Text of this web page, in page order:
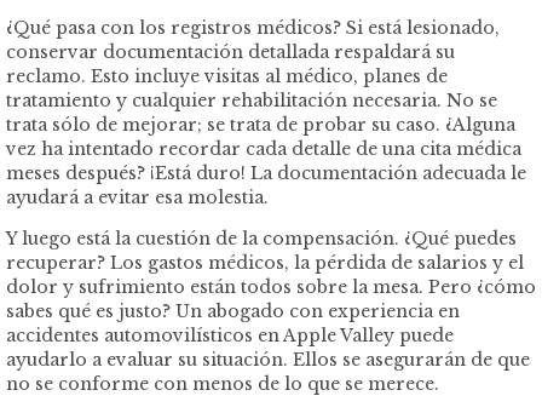
¿Qué pasa con los registros médicos? Si está lesionado,
conservar documentación detallada respaldará su
reclamo. Esto incluye visitas al médico, planes de
tratamiento y cualquier rehabilitación necesaria. No se
trata sólo de mejorar; se trata de probar su caso. ¿Alguna
vez ha intentado recordar cada detalle de una cita médica
meses después? ¡Está duro! La documentación adecuada le
ayudará a evitar esa molestia.
Y luego está la cuestión de la compensación. ¿Qué puedes
recuperar? Los gastos médicos, la pérdida de salarios y el
dolor y sufrimiento están todos sobre la mesa. Pero ¿cómo
sabes qué es justo? Un abogado con experiencia en
accidentes automovilísticos en Apple Valley puede
ayudarlo a evaluar su situación. Ellos se asegurarán de que
no se conforme con menos de lo que se merece.